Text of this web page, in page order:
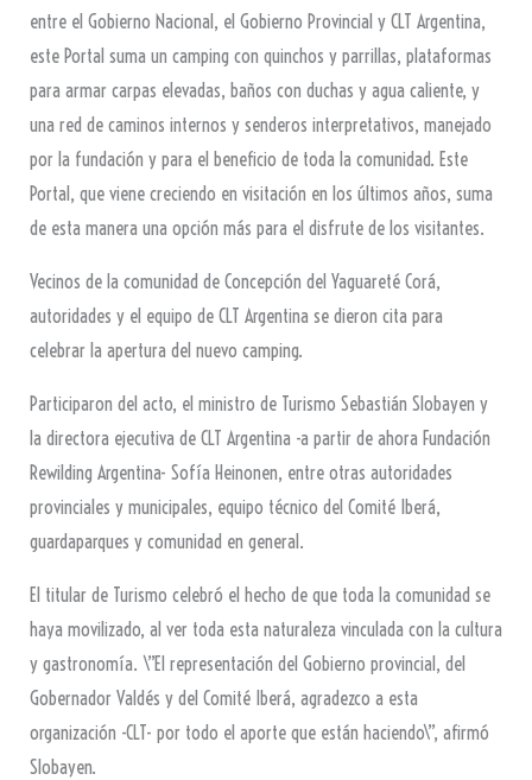
entre el Gobierno Nacional, el Gobierno Provincial y CLT Argentina,
este Portal suma un camping con quinchos y parrillas, plataformas
para armar carpas elevadas, baños con duchas y agua caliente, y
una red de caminos internos y senderos interpretativos, manejado
por la fundación y para el beneficio de toda la comunidad. Este
Portal, que viene creciendo en visitación en los últimos años, suma
de esta manera una opción más para el disfrute de los visitantes.
Vecinos de la comunidad de Concepción del Yaguareté Corá,
autoridades y el equipo de CLT Argentina se dieron cita para
celebrar la apertura del nuevo camping.
Participaron del acto, el ministro de Turismo Sebastián Slobayen y
la directora ejecutiva de CLT Argentina -a partir de ahora Fundación
Rewilding Argentina- Sofía Heinonen, entre otras autoridades
provinciales y municipales, equipo técnico del Comité Iberá,
guardaparques y comunidad en general.
El titular de Turismo celebró el hecho de que toda la comunidad se
haya movilizado, al ver toda esta naturaleza vinculada con la cultura
y gastronomía. \”El representación del Gobierno provincial, del
Gobernador Valdés y del Comité Iberá, agradezco a esta
organización -CLT- por todo el aporte que están haciendo\”, afirmó
Slobayen.